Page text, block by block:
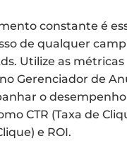
constante é
de qualquer
Utilize as métricas
Gerenciador de
o desempenho
CTR (Taxa de
e ROI.